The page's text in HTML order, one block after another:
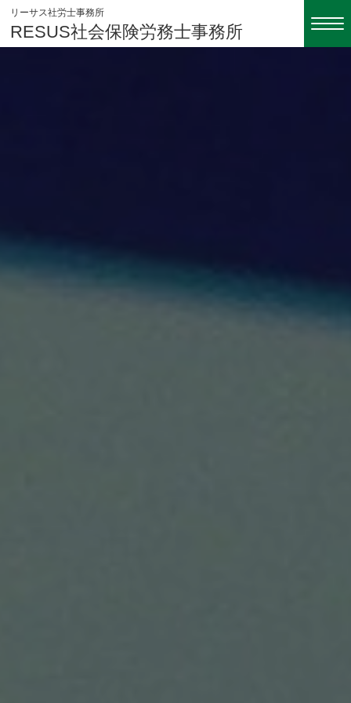
リーサス社労士事務所
RESUS社会保険労務士事務所